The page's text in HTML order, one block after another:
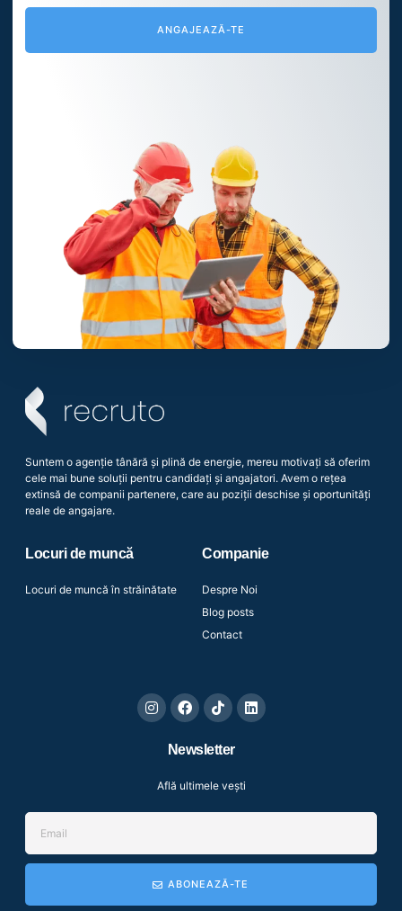
ANGAJEAZĂ-TE
Suntem o agenție tânără și plină de energie, mereu motivați să oferim
cele mai bune soluții pentru candidați și angajatori. Avem o rețea
extinsă de companii partenere, care au poziții deschise și oportunități
reale de angajare.
Locuri de muncă
Locuri de muncă în străinătate
Companie
Despre Noi
Blog posts
Contact
Newsletter
Află ultimele vești
ABONEAZĂ-TE